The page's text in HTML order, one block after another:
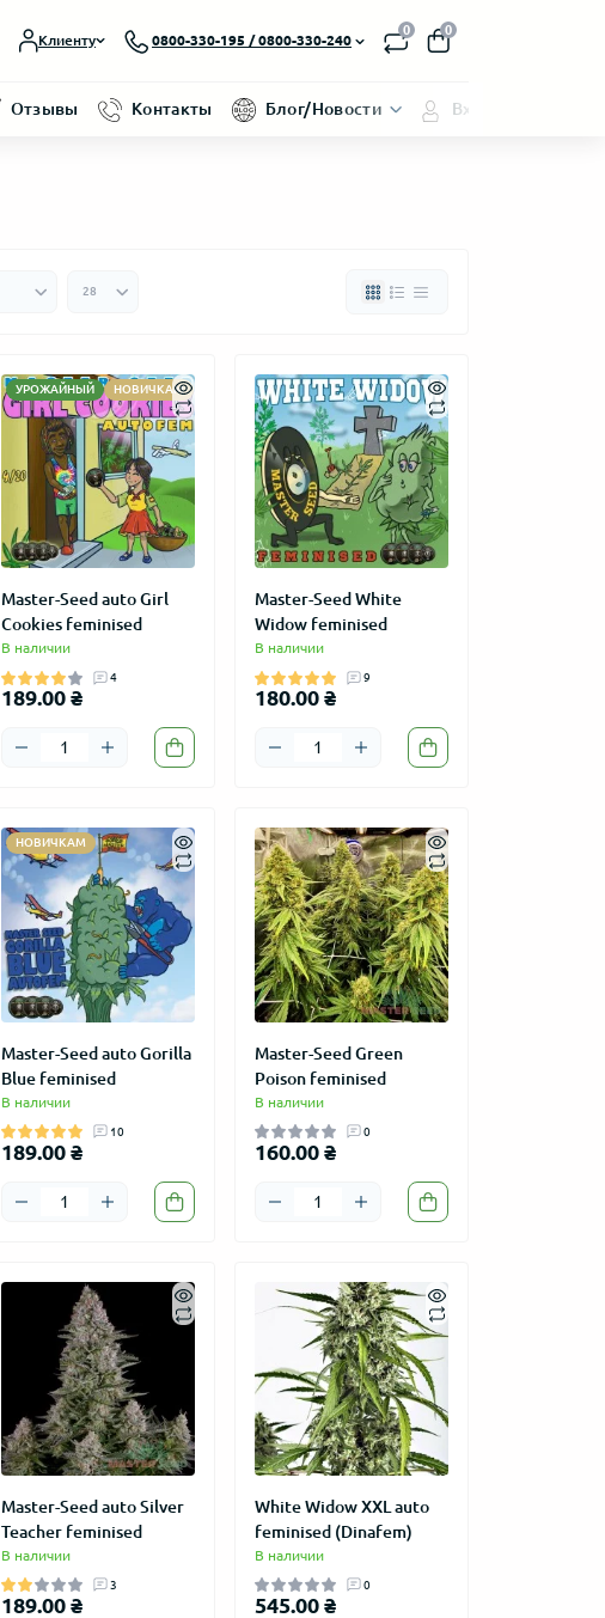
Клиенту 0800-330-195 / 0800-330-240
0 0
Отзывы Контакты Блог/Новости Вход/
УРОЖАЙНЫЙ НОВИЧКАМ
Master-Seed auto Girl
Cookies feminised
В наличии
4
189.00 ₴
Master-Seed White
Widow feminised
В наличии
9
180.00 ₴
НОВИЧКАМ
Master-Seed auto Gorilla
Blue feminised
В наличии
10
189.00 ₴
Master-Seed Green
Poison feminised
В наличии
0
160.00 ₴
Master-Seed auto Silver
Teacher feminised
В наличии
3
189.00 ₴
White Widow XXL auto
feminised (Dinafem)
В наличии
0
545.00 ₴